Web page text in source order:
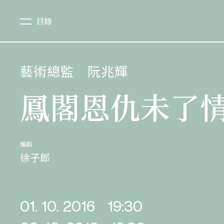
藝術總監 阮兆輝
鳳閣恩仇未了
編劇
徐子郎
01. 10. 2016
19:30
目錄